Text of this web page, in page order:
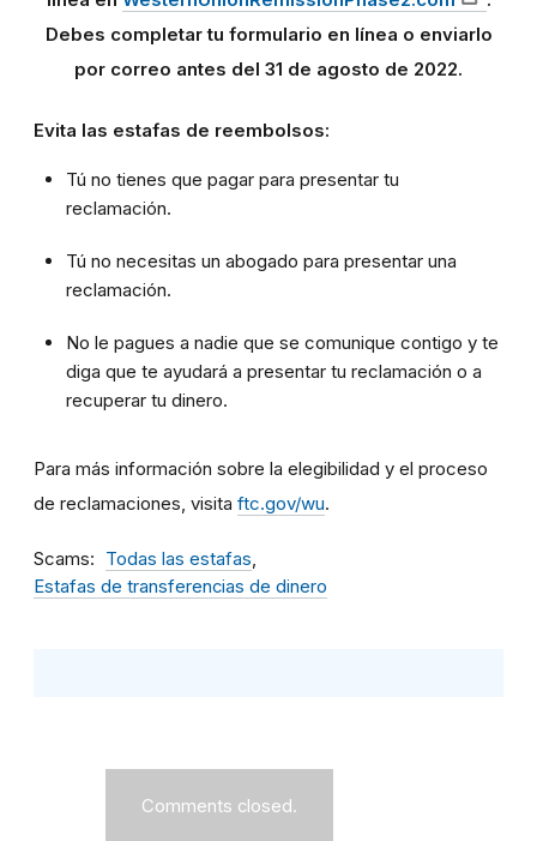
Debes completar tu formulario en línea o enviarlo
por correo antes del 31 de agosto de 2022.
Evita las estafas de reembolsos:
Tú no tienes que pagar para presentar tu
reclamación.
Tú no necesitas un abogado para presentar una
reclamación.
No le pagues a nadie que se comunique contigo y te
diga que te ayudará a presentar tu reclamación o a
recuperar tu dinero.
Para más información sobre la elegibilidad y el proceso
de reclamaciones, visita ftc.gov/wu.
Scams
Todas las estafas
Estafas de transferencias de dinero
Comments closed.